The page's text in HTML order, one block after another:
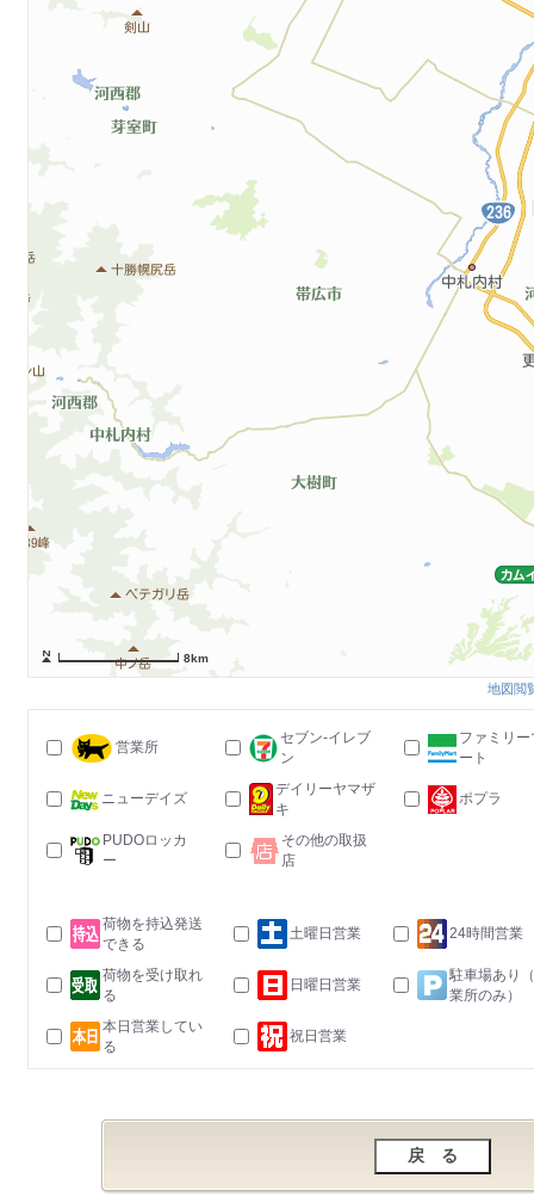
8km
地図閲
営業所
セブン-イレブ
ン
ファミリー
ート
ニューデイズ
デイリーヤマザ
キ
ポプラ
PUDOロッカ
ー
その他の取扱
店
荷物を持込発送
できる
土曜日営業 24時間営業
荷物を受け取れ
る
日曜日営業
駐車場あり
業所のみ）
本日営業してい
る
祝日営業